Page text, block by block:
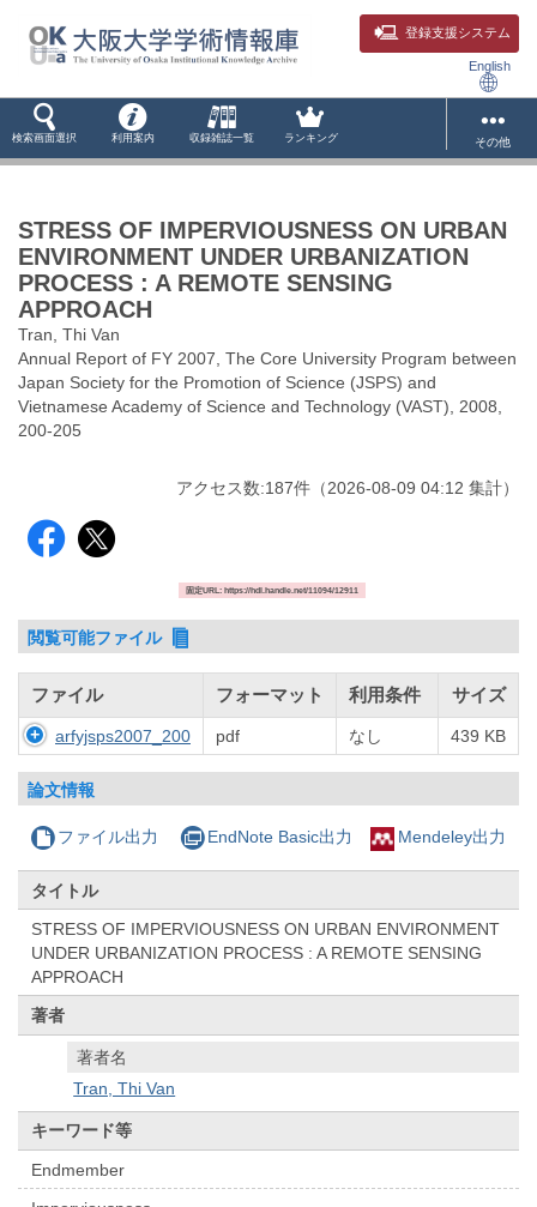
登録支援システム
English
検索画面選択 利用案内 収録雑誌一覧 ランキング その他
STRESS OF IMPERVIOUSNESS ON URBAN
ENVIRONMENT UNDER URBANIZATION
PROCESS : A REMOTE SENSING
APPROACH
Tran, Thi Van
Annual Report of FY 2007, The Core University Program between
Japan Society for the Promotion of Science (JSPS) and
Vietnamese Academy of Science and Technology (VAST), 2008,
200-205
アクセス数:187件 （2026-08-09 04:12 集計）
固定URL: https://hdl.handle.net/11094/12911
閲覧可能ファイル
ファイル フォーマット 利用条件 サイズ
arfyjsps2007_200 pdf なし 439 KB
論文情報
ファイル出力 EndNote Basic出力 Mendeley出力
タイトル
STRESS OF IMPERVIOUSNESS ON URBAN ENVIRONMENT
UNDER URBANIZATION PROCESS : A REMOTE SENSING
APPROACH
著者
著者名
Tran, Thi Van
キーワード等
Endmember